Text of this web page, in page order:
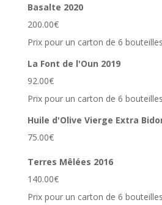
Basalte 2020
200.00€
Prix pour un carton de 6
La Font de l'Oun 2019
92.00€
Prix pour un carton de 6
Huile d'Olive Vierge Extra
75.00€
Terres Mêlées 2016
140.00€
Prix pour un carton de 6